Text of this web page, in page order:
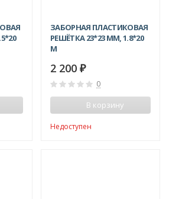
ЗАБОРНАЯ ПЛАСТИКОВАЯ
РЕШЁТКА 23*23 ММ, 1.8*20
М
2 200 ₽
0
В корзину
Недоступен